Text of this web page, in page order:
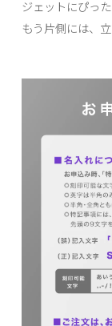
ジェットにぴった
もう片側には、